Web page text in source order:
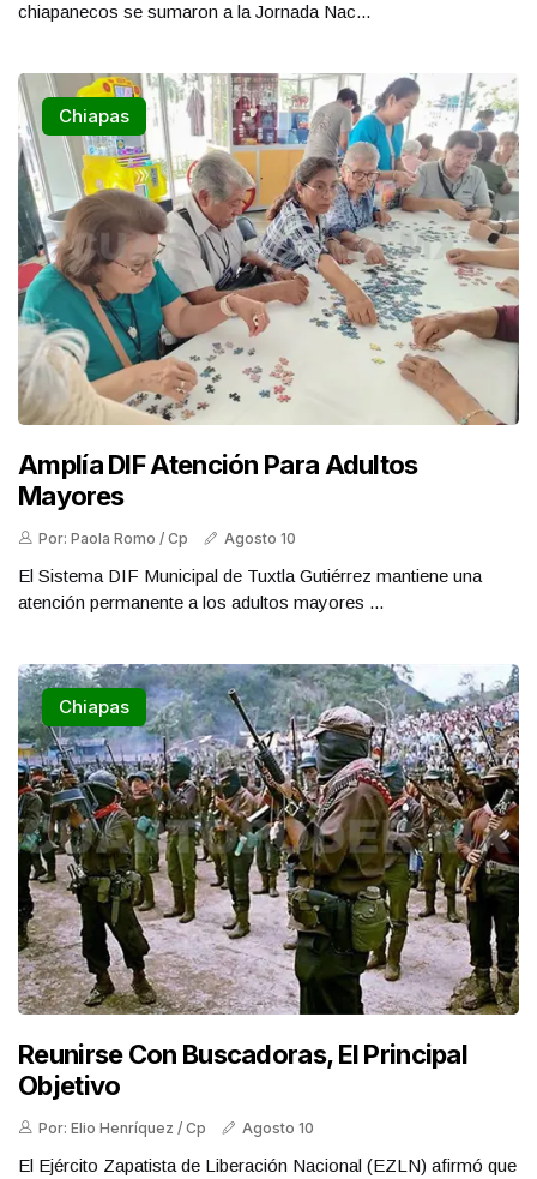
chiapanecos se sumaron a la Jornada Nac...
Chiapas
Amplía DIF Atención Para Adultos
Mayores
Por: Paola Romo / Cp Agosto 10
El Sistema DIF Municipal de Tuxtla Gutiérrez mantiene una
atención permanente a los adultos mayores ...
Chiapas
Reunirse Con Buscadoras, El Principal
Objetivo
Por: Elio Henríquez / Cp Agosto 10
El Ejército Zapatista de Liberación Nacional (EZLN) afirmó que